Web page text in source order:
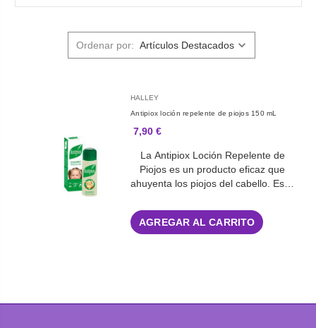
Ordenar por:
HALLEY
Antipiox loción repelente de piojos 150 mL
7,90 €
La Antipiox Loción Repelente de
Piojos es un producto eficaz que
ahuyenta los piojos del cabello. Es…
AGREGAR AL CARRITO